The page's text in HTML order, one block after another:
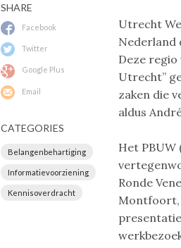
Utrecht
Nederland
Deze regio
Utrecht”
zaken die
aldus
Het
Ronde
Montfoort,
SHARE
Facebook
Twitter
Google Plus
Email
CATEGORIES
Belangenbehartiging
Informatievoorziening
Kennisoverdracht